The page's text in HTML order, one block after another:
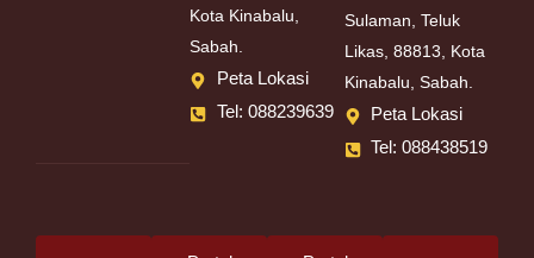
Kota Kinabalu,
Sabah.
Peta Lokasi
Tel: 088239639
Sulaman, Teluk
Likas, 88813, Kota
Kinabalu, Sabah.
Peta Lokasi
Tel: 088438519